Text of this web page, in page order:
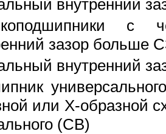
внутренний
с
зазор больше
внутренний
или Х-образной
(CB)